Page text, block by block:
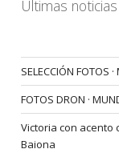
Últimas noticias
SELECCIÓN FOTOS
FOTOS DRON ·
Victoria con acento
Baiona